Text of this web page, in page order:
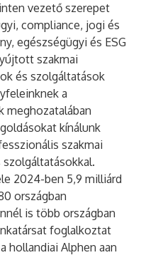
vezető szerepet
compliance, jogi és
egészségügyi és ESG
szakmai
és szolgáltatások
a
meghozatalában
kínálunk
szakmai
2024-ben 5,9 milliárd
országban
is több országban
foglalkoztat
hollandiai Alphen aan